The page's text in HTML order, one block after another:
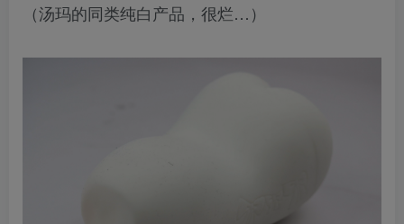
（汤玛的同类纯白产品，很烂…）